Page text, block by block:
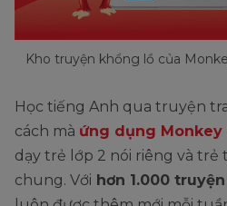
Kho truyện khổng lồ của
Học tiếng Anh qua truyện
cách mà ứng dụng Monkey
dạy trẻ lớp 2 nói riêng và trẻ
chung. Với hơn 1.000